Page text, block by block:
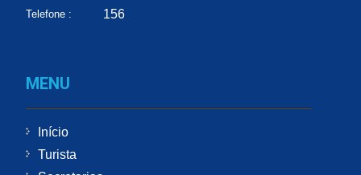
Telefone : 156
MENU
Início
Turista